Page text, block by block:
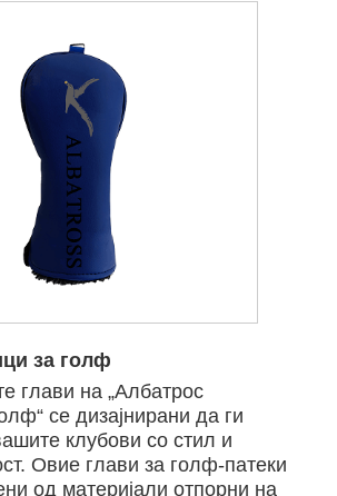
за голф
глави на „Албатрос
се дизајнирани да ги
клубови со стил и
Овие глави за голф-патеки
од материјали отпорни на